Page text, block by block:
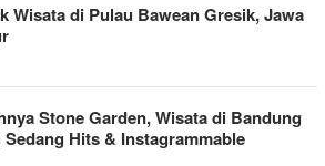
Wisata di Pulau Bawean Gresik, Jawa
Stone Garden, Wisata di Bandung
Sedang Hits & Instagrammable